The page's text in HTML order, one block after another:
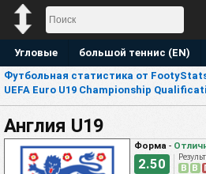
Угловые большой теннис (EN)
Прогноз
Футбольная статистика от
UEFA Euro U19 Championship
Англия U19
Форма -
2.50 В В